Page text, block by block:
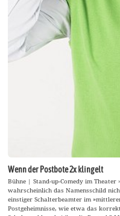
Wenn der Postbote 2x klingelt
Bühne | Stand-up-Comedy im
wahrscheinlich das Namensschild
einstiger Schalterbeamter im
Postgeheimnisse, wie etwa das